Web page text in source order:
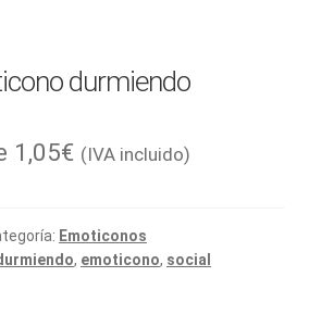
durmiendo
1,05€ (IVA incluido)
Emoticonos
, emoticono, social